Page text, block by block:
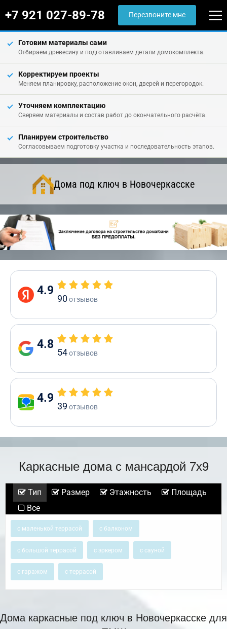
+7 921 027-89-78 Перезвоните мне
Готовим материалы сами
Отбираем древесину и подготавливаем детали домокомплекта.
Корректируем проекты
Меняем планировку, расположение окон, дверей и перегородок.
Уточняем комплектацию
Сверяем материалы и состав работ до окончательного расчёта.
Планируем строительство
Согласовываем подготовку участка и последовательность этапов.
Дома под ключ в Новочеркасске
4.9
90отзывов
4.8
54отзывов
4.9
39 отзывов
Каркасные дома с мансардой 7х9
Тип Размер Этажность
Площадь
Все
с маленькой террасой с балконом
с большой террасой с эркером с сауной
с гаражом с террасой
Дома каркасные под ключ в Новочеркасске для